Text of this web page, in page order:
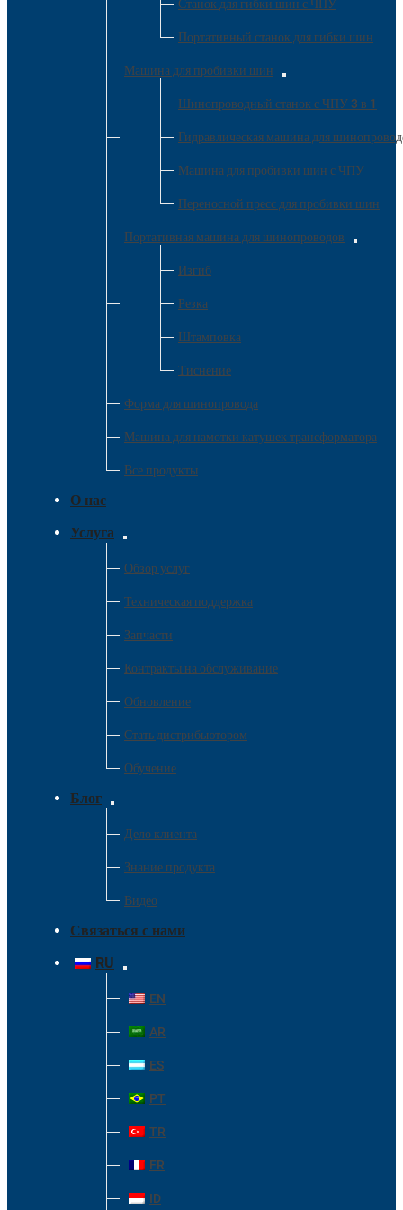
Станок для гибки шин с ЧПУ
Портативный станок для гибки шин
Машина для пробивки шин
Шинопроводный станок с ЧПУ 3 в 1
Гидравлическая машина для
Машина для пробивки шин с ЧПУ
Переносной пресс для пробивки шин
Портативная машина для шинопроводов
Изгиб
Резка
Штамповка
Тиснение
Форма для шинопровода
Машина для намотки катушек трансформатора
Все продукты
О нас
Услуга
Обзор услуг
Техническая поддержка
Запчасти
Контракты на обслуживание
Обновление
Стать дистрибьютором
Обучение
Блог
Дело клиента
Знание продукта
Видео
Связаться с нами
RU
EN
AR
ES
PT
TR
FR
ID